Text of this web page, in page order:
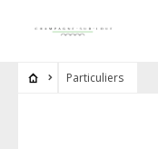
Particuliers